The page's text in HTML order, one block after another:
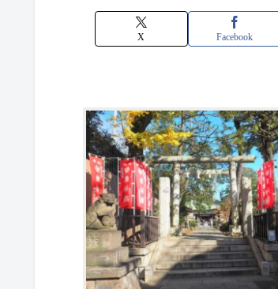
X Facebook